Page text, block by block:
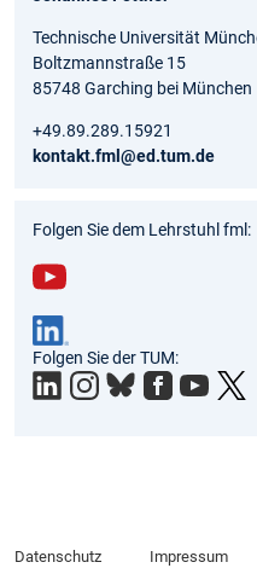
Technische Universität
Boltzmannstraße 15
85748 Garching bei München
+49.89.289.15921
kontakt.fml@ed.tum.de
Folgen Sie dem Lehrstuhl fml:
You
tub
e
Folgen Sie der TUM:
Datenschutz Impressum